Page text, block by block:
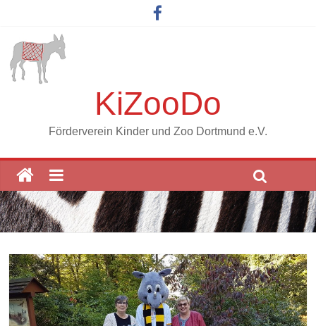
KiZooDo
Förderverein Kinder und Zoo Dortmund e.V.